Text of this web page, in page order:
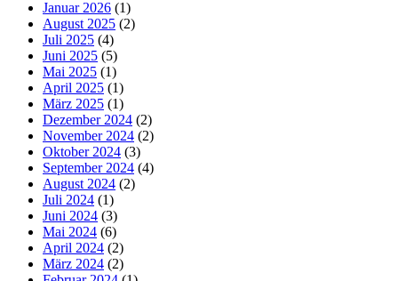
Januar 2026 (1)
August 2025 (2)
Juli 2025 (4)
Juni 2025 (5)
Mai 2025 (1)
April 2025 (1)
März 2025 (1)
Dezember 2024 (2)
November 2024 (2)
Oktober 2024 (3)
September 2024 (4)
August 2024 (2)
Juli 2024 (1)
Juni 2024 (3)
Mai 2024 (6)
April 2024 (2)
März 2024 (2)